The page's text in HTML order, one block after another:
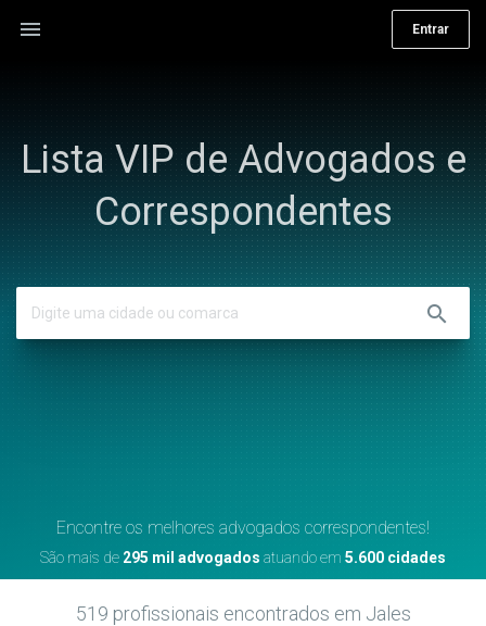
menu Entrar
Lista VIP de Advogados e
Correspondentes
search
Encontre os melhores advogados correspondentes!
São mais de 295 mil advogados atuando em 5.600 cidades
519 profissionais encontrados em Jales